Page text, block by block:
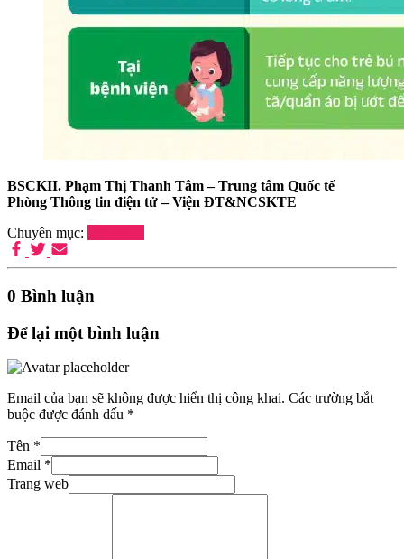
BSCKII. Phạm Thị Thanh Tâm – Trung tâm Quốc tế
Phòng Thông tin điện tử – Viện ĐT&NCSKTE
Chuyên mục:
0 Bình luận
Để lại một bình luận
Email của bạn sẽ không được hiển thị công khai. Các trường bắt
buộc được đánh dấu *
Tên *
Email *
Trang web